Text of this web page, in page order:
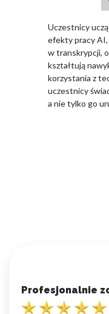
Uczestnicy
efekty pracy
w transkrypcji,
kształtują
korzystania z
uczestnicy
a nie tylko go
Profesjonalnie